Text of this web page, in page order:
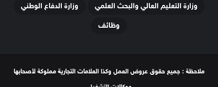
وزارة التعليم العالي والبحث العلمي
وزارة الدفاع الوطني
وظائف
ملاحظة : جميع حقوق عروض العمل وكذا العلامات التجارية مملوكة لأصحابها